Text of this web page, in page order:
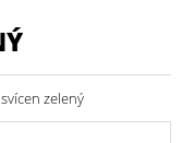
zelený